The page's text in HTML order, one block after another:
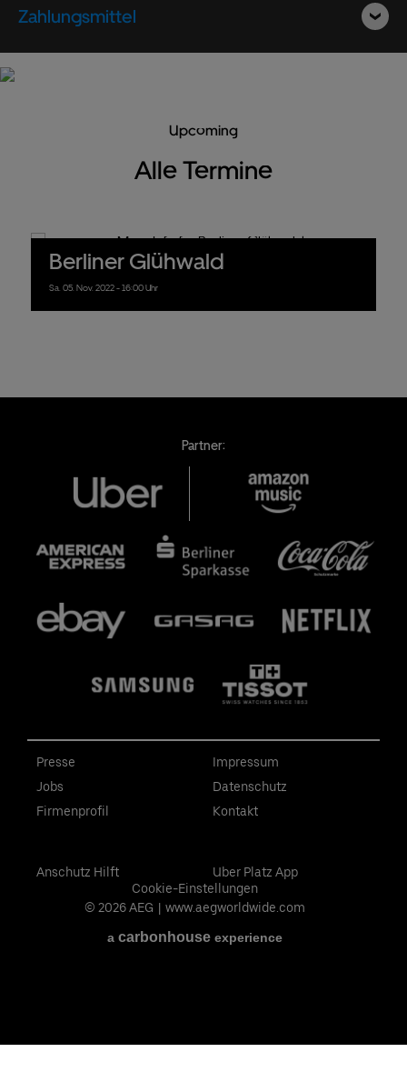
Zahlungsmittel
Upcoming
Alle Termine
Berliner Glühwald
Sa. 05. Nov. 2022- 16:00 Uhr
Partner:
Presse
Jobs
Firmenprofil
Impressum
Datenschutz
Kontakt
Anschutz Hilft
Uber Platz App
Cookie-Einstellungen
© 2026 AEG | www.aegworldwide.com
a carbon houseexperience